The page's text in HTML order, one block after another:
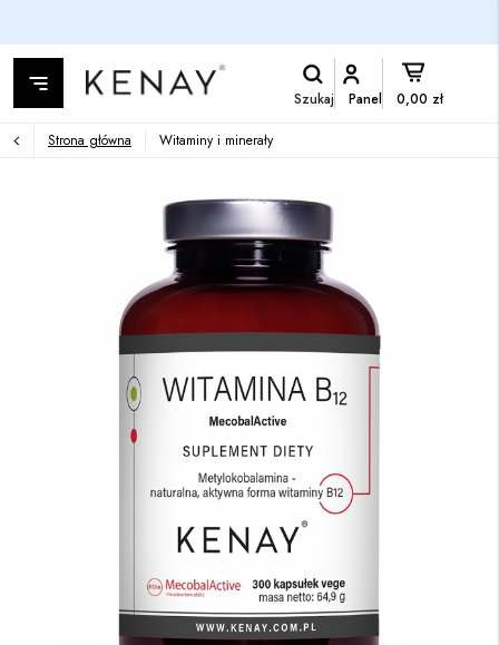
Szukaj Panel 0,00 zł
Strona główna Witaminy i minerały